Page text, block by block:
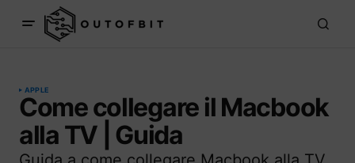
APPLE
Come collegare il Macbook
alla TV | Guida